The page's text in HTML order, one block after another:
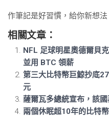
作筆記是好習慣，給你新想法
相關文章：
NFL 足球明星奧德爾貝
並用 BTC 領薪
第三大比特幣巨鯨抄底
元
薩爾瓦多總統宣布，該
兩個休眠超10年的比特